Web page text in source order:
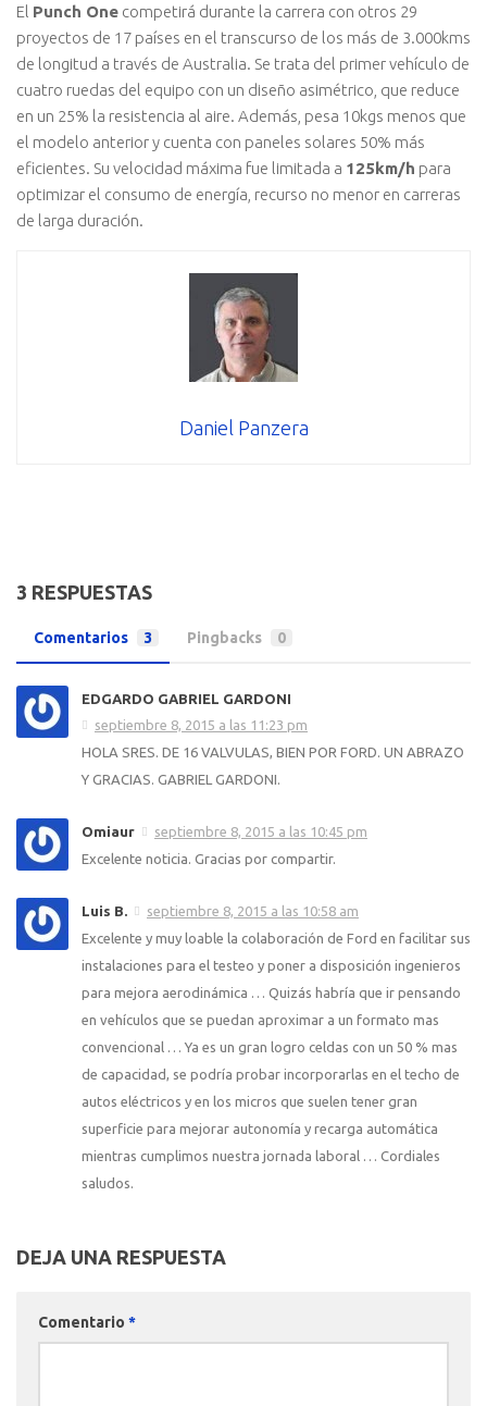
El Punch One competirá durante la carrera con otros 29
proyectos de 17 países en el transcurso de los más de 3.000kms
de longitud a través de Australia. Se trata del primer vehículo de
cuatro ruedas del equipo con un diseño asimétrico, que reduce
en un 25% la resistencia al aire. Además, pesa 10kgs menos que
el modelo anterior y cuenta con paneles solares 50% más
eficientes. Su velocidad máxima fue limitada a 125km/h para
optimizar el consumo de energía, recurso no menor en carreras
de larga duración.
Daniel Panzera
3 RESPUESTAS
Comentarios 3 Pingbacks 0
EDGARDO GABRIEL GARDONI
septiembre 8, 2015 a las 11:23 pm
HOLA SRES. DE 16 VALVULAS, BIEN POR FORD. UN ABRAZO
Y GRACIAS. GABRIEL GARDONI.
Omiaur
septiembre 8, 2015 a las 10:45 pm
Excelente noticia. Gracias por compartir.
Luis B.
septiembre 8, 2015 a las 10:58 am
Excelente y muy loable la colaboración de Ford en facilitar sus
instalaciones para el testeo y poner a disposición ingenieros
para mejora aerodinámica … Quizás habría que ir pensando
en vehículos que se puedan aproximar a un formato mas
convencional … Ya es un gran logro celdas con un 50 % mas
de capacidad, se podría probar incorporarlas en el techo de
autos eléctricos y en los micros que suelen tener gran
superficie para mejorar autonomía y recarga automática
mientras cumplimos nuestra jornada laboral … Cordiales
saludos.
DEJA UNA RESPUESTA
Comentario *